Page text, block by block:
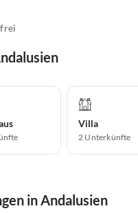
Villa
2 Unterkünfte
in Andalusien